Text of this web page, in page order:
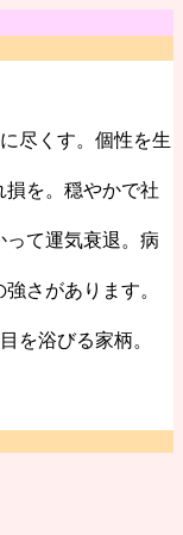
尽くす。個性を生
を。穏やかで社
て運気衰退。病
さがあります。
を浴びる家柄。